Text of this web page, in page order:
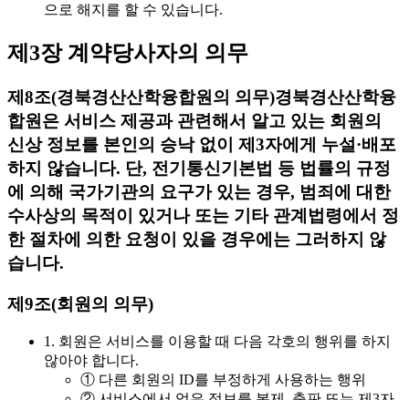
으로 해지를 할 수 있습니다.
제3장 계약당사자의 의무
제8조(경북경산산학융합원의 의무)경북경산산학융
합원은 서비스 제공과 관련해서 알고 있는 회원의
신상 정보를 본인의 승낙 없이 제3자에게 누설·배포
하지 않습니다. 단, 전기통신기본법 등 법률의 규정
에 의해 국가기관의 요구가 있는 경우, 범죄에 대한
수사상의 목적이 있거나 또는 기타 관계법령에서 정
한 절차에 의한 요청이 있을 경우에는 그러하지 않
습니다.
제9조(회원의 의무)
1. 회원은 서비스를 이용할 때 다음 각호의 행위를 하지
않아야 합니다.
① 다른 회원의 ID를 부정하게 사용하는 행위